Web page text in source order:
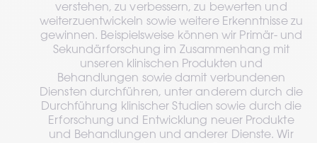
verstehen, zu verbessern, zu bewerten und
weiterzuentwickeln sowie weitere Erkenntnisse zu
gewinnen. Beispielsweise können wir Primär- und
Sekundärforschung im Zusammenhang mit
unseren klinischen Produkten und
Behandlungen sowie damit verbundenen
Diensten durchführen, unter anderem durch die
Durchführung klinischer Studien sowie durch die
Erforschung und Entwicklung neuer Produkte
und Behandlungen und anderer Dienste. Wir